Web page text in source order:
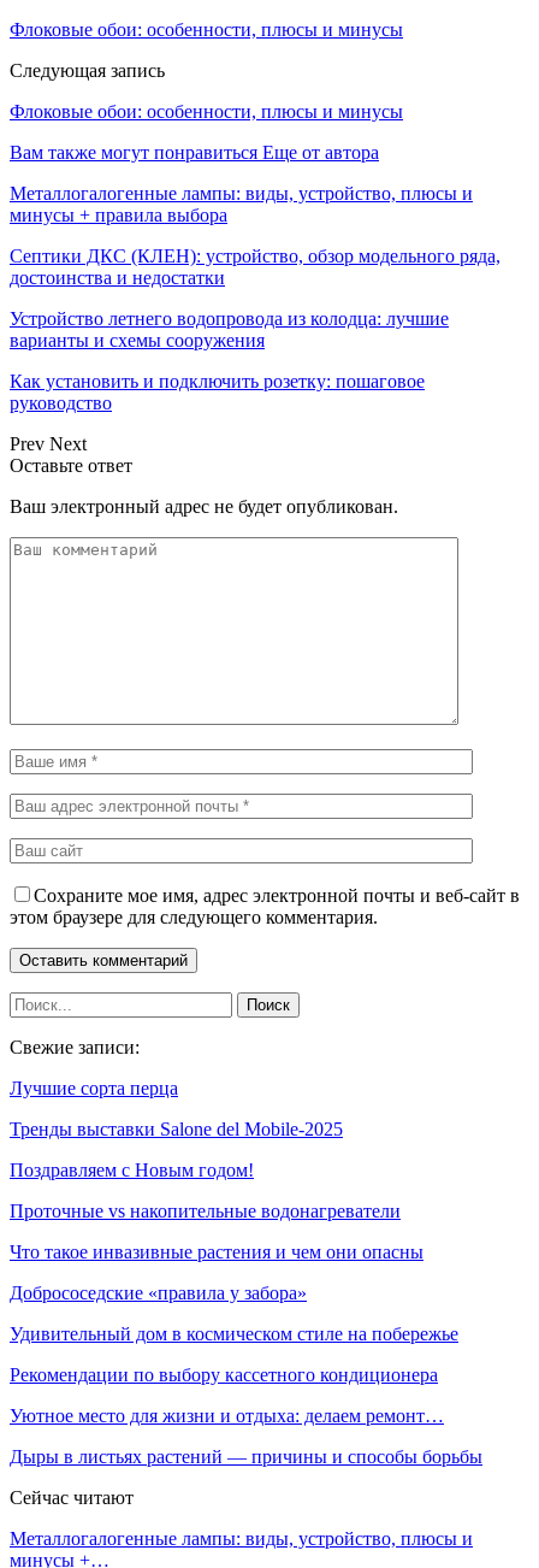
Флоковые обои: особенности, плюсы и минусы
Следующая запись
Флоковые обои: особенности, плюсы и минусы
Вам также могут понравиться Еще от автора
Металлогалогенные лампы: виды, устройство, плюсы и
минусы + правила выбора
Септики ДКС (КЛЕН): устройство, обзор модельного ряда,
достоинства и недостатки
Устройство летнего водопровода из колодца: лучшие
варианты и схемы сооружения
Как установить и подключить розетку: пошаговое
руководство
Prev Next
Оставьте ответ
Ваш электронный адрес не будет опубликован.
Сохраните мое имя, адрес электронной почты и веб-сайт в
этом браузере для следующего комментария.
Свежие записи:
Лучшие сорта перца
Тренды выставки Salone del Mobile-2025
Поздравляем с Новым годом!
Проточные vs накопительные водонагреватели
Что такое инвазивные растения и чем они опасны
Добрососедские «правила у забора»
Удивительный дом в космическом стиле на побережье
Рекомендации по выбору кассетного кондиционера
Уютное место для жизни и отдыха: делаем ремонт…
Дыры в листьях растений — причины и способы борьбы
Сейчас читают
Металлогалогенные лампы: виды, устройство, плюсы и
минусы +…